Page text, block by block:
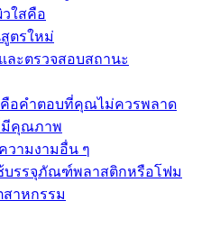
วใสคือ
ตรใหม่
ะตรวจสอบสถานะ
คือคำตอบที่คุณไม่ควรพลาด
มีคุณภาพ
วามงามอื่น ๆ
บรรจุภัณฑ์พลาสติกหรือโฟม
สาหกรรม